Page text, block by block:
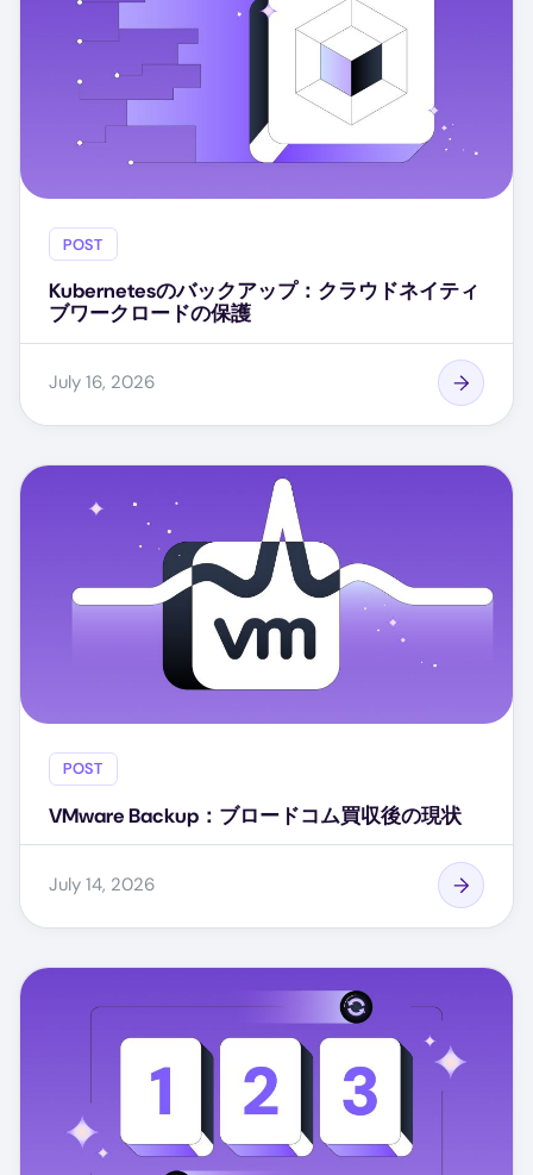
POST
Kubernetesのバックアップ：クラウドネイティ
ブワークロードの保護
July 16, 2026
POST
VMware Backup：ブロードコム買収後の現状
July 14, 2026